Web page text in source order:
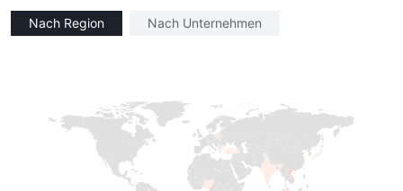
Nach Region Nach Unternehmen